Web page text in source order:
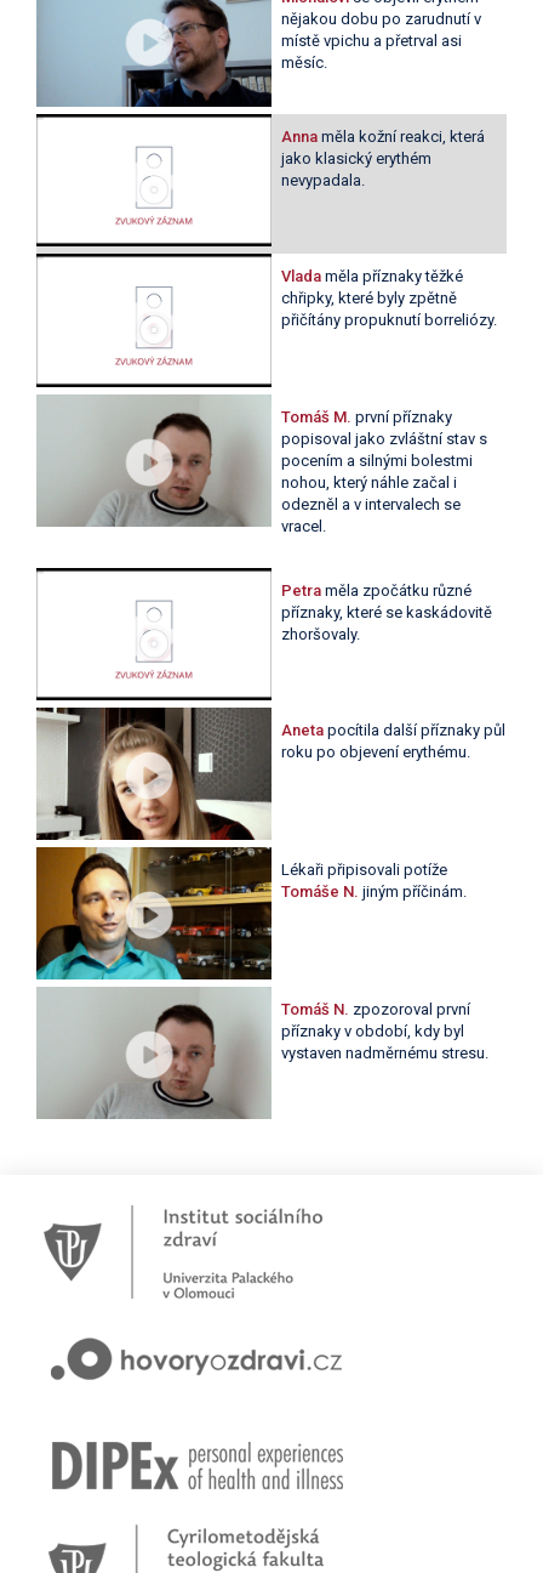
nějakou dobu po zarudnutí v
místě vpichu a přetrval asi
měsíc.
Anna měla kožní reakci, která
jako klasický erythém
nevypadala.
Vlada měla příznaky těžké
chřipky, které byly zpětně
přičítány propuknutí borreliózy.
Tomáš M. první příznaky
popisoval jako zvláštní stav s
pocením a silnými bolestmi
nohou, který náhle začal i
odezněl a v intervalech se
vracel.
Petra měla zpočátku různé
příznaky, které se kaskádovitě
zhoršovaly.
Aneta pocítila další příznaky půl
roku po objevení erythému.
Lékaři připisovali potíže
Tomáše N. jiným příčinám.
Tomáš N. zpozoroval první
příznaky v období, kdy byl
vystaven nadměrnému stresu.